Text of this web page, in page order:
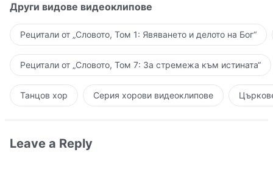
Други видове видеоклипове
Рецитали от „Словото, Том 1: Явяването и делото на Бог“
Рецитали от „Словото, Том 7: За стремежа към истината“
Танцов хор Серия хорови видеоклипове
Leave a Reply